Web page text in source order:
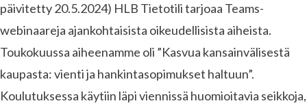
päivitetty 20.5.2024) HLB Tietotili tarjoaa Teams-
webinaareja ajankohtaisista oikeudellisista aiheista.
Toukokuussa aiheenamme oli ”Kasvua kansainvälisestä
kaupasta: vienti ja hankintasopimukset haltuun”.
Koulutuksessa käytiin läpi viennissä huomioitavia seikkoja,